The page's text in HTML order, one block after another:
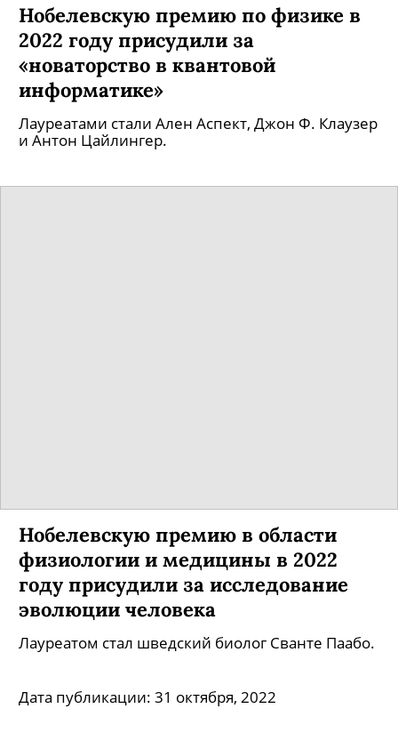
Нобелевскую премию по физике в
2022 году присудили за
«новаторство в квантовой
информатике»
Лауреатами стали Ален Аспект, Джон Ф. Клаузер
и Антон Цайлингер.
Нобелевскую премию в области
физиологии и медицины в 2022
году присудили за исследование
эволюции человека
Лауреатом стал шведский биолог Сванте Паабо.
Дата публикации: 31 октября, 2022